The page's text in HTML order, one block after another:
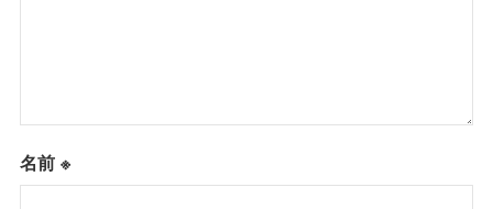
名前※